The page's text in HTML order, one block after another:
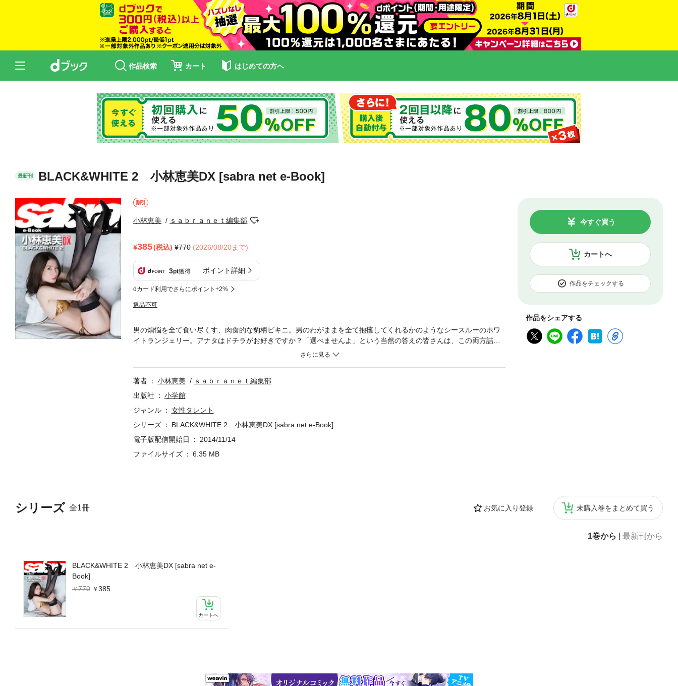
作品検索 カート はじめての方へ
最新刊 BLACK&WHITE 2 小林恵美DX [sabra net e-Book]
割引
小林恵美 ｓａｂｒａｎｅｔ編集部
385(税込) 770 (2026/08/20まで)
3pt獲得 ポイント詳細
dカード利用でさらにポイント+2%
返品不可
カートへ
今すぐ買う
作品をチェックする
作品をシェアする
シリーズ 全1冊 お気に入り登録 未購入巻をまとめて買う
1巻から 最新刊から
BLACK&WHITE 2 小林恵美DX [sabra net e-
Book]
770
385
カートへ
男の煩悩を全て食い尽くす、肉食的な豹柄ビキニ。男のわがままを全て抱擁してくれるかのようなシースルーのホワ
イトランジェリー。アナタはドチラがお好きですか？「選べませんよ」という当然の答えの皆さんは、この両方詰ま
ったデラックス版をどうぞ。以上、あまりにもわかりやすい宣伝口上でした。ま、下半身的にお買い得です。（解説
内容は『BLACK&WHITE 2 小林恵美5～6』と同一になりますので、ご注意ください。※この作品は見開き表示には対
応しておりません。※作品はレイアウトの関係で、お使いの端末によっては読みづらい場合がございます。タブレット
著者 小林恵美
ｓａｂｒａｎｅｔ編集部
出版社
小学館
ジャンル
女性タレント
シリーズ
BLACK&WHITE 2 小林恵美DX [sabra net e-Book]
電子版配信開始日
2014/11/14
ファイルサイズ
6.35 MB